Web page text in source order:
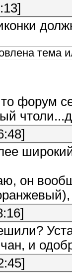
тема
форум
он
и